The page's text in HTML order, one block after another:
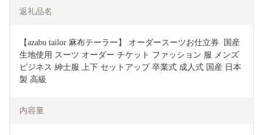
返礼品名
【azabu tailor 麻布テーラー】 オーダースーツお仕立券  国産
生地使用 スーツ オーダー チケット ファッション 服 メンズ
ビジネス 紳士服 上下 セットアップ 卒業式 成人式 国産 日本
製 高級
内容量